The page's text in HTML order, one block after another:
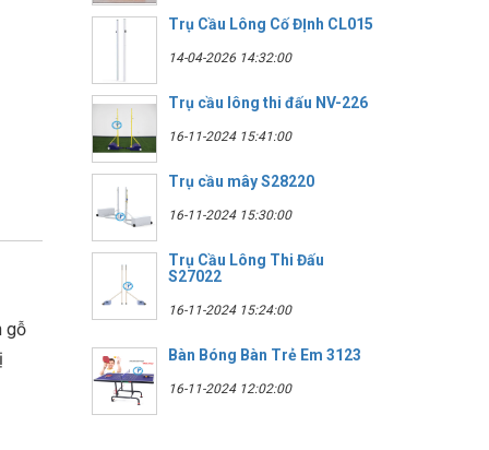
gỗ
Trụ Cầu Lông Cố ĐỊnh CL015
14-04-2026 14:32:00
Trụ cầu lông thi đấu NV-226
16-11-2024 15:41:00
Trụ cầu mây S28220
16-11-2024 15:30:00
Trụ Cầu Lông Thi Đấu
S27022
16-11-2024 15:24:00
Bàn Bóng Bàn Trẻ Em 3123
16-11-2024 12:02:00